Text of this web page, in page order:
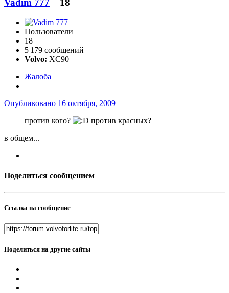
Vadim 777 18
Пользователи
18
5 179 сообщений
Volvo: XC90
Жалоба
Опубликовано 16 октября, 2009
против кого?
против красных?
в общем...
Поделиться сообщением
Ссылка на сообщение
Поделиться на другие сайты